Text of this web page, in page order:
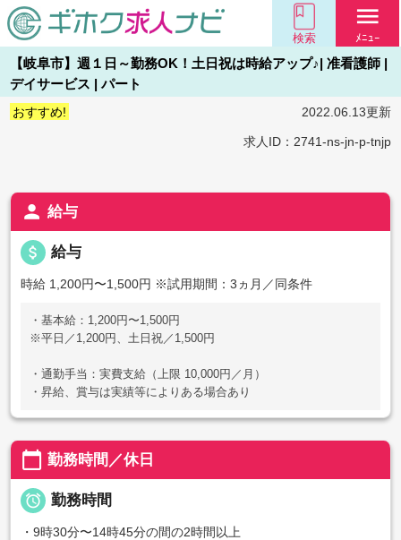
検索
menu
ﾒﾆｭｰ
【岐阜市】週１日～勤務OK！土日祝は時給アップ♪| 准看護師 |
デイサービス | パート
おすすめ! 2022.06.13更新
求人ID：2741-ns-jn-p-tnjp
person 給与
attach_money 給与
時給 1,200円〜1,500円 ※試用期間：3ヵ月／同条件
・基本給：1,200円〜1,500円
※平日／1,200円、土日祝／1,500円
・通勤手当：実費支給（上限 10,000円／月）
・昇給、賞与は実績等によりある場合あり
calendar_today 勤務時間／休日
 勤務時間
・9時30分〜14時45分の間の2時間以上